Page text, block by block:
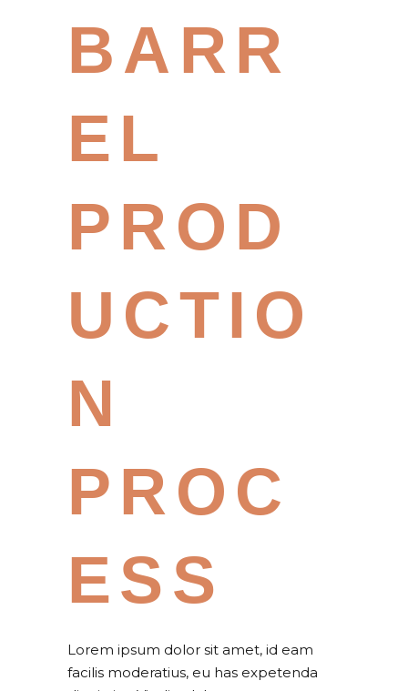
BARR
EL
PROD
UCTIO
N
PROC
ESS
Lorem ipsum dolor sit amet, id eam
facilis moderatius, eu has expetenda